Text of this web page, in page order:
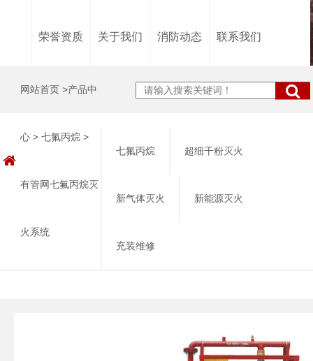
荣誉资质 关于我们 消防动态 联系我们
网站首页 >产品中
心 >七氟丙烷 >
有管网七氟丙烷灭
火系统
搜索
七氟丙烷 超细干粉灭火
新气体灭火 新能源灭火
充装维修